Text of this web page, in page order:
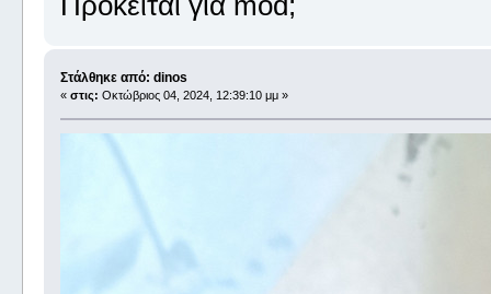
Στάλθηκε από: dinos
« στις: Οκτώβριος 04, 2024, 12:39:10 μμ »